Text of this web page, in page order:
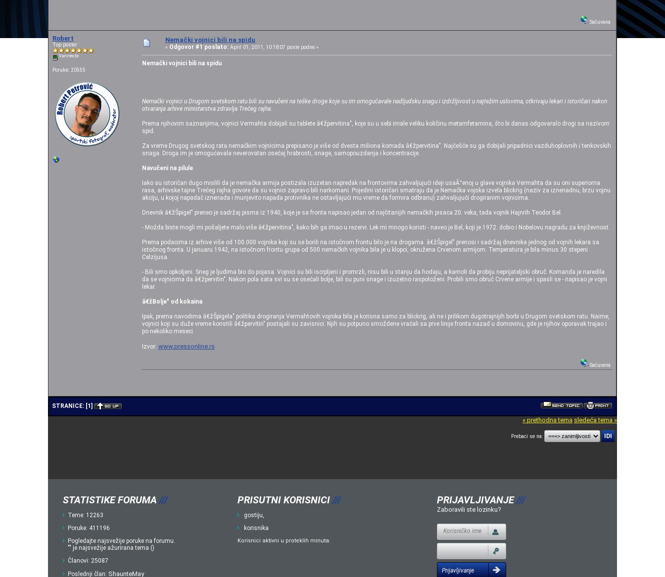
Sačuvana
Robert
Top poster
Van mreže
Poruke: 20555
Nemački vojnici bili na spidu
« Odgovor #1 poslato: April 01, 2011, 10:18:07 posle podne »
Nemački vojnici bili na spidu
Nemački vojnici u Drugom svetskom ratu bili su navučeni na teške droge koje su im omogućavale nadljudsku snagu i izdržljivost u najtežim uslovima, otkrivaju lekari i istoričari nakon
otvaranja arhive ministarstva zdravlja Trećeg rajha.
Prema njihovim saznanjima, vojnici Vermahta dobijali su tablete â€žpervitina", koje su u sebi imale veliku količinu metamfetamina, što bi danas odgovaralo drogi sa nazivom
spid.
Za vreme Drugog svetskog rata nemačkim vojnicima prepisano je više od dvesta miliona komada â€žpervitina". Najčešće su ga dobijali pripadnici vazduhoplovnih i tenkovskih
snaga. Droga im je omogućavala neverovatan osećaj hrabrosti, snage, samopouzdanja i koncentracije.
Navučeni na pilule
Iako su istoričari dugo mislili da je nemačka armija postizala izuzetan napredak na frontovima zahvaljujući ideji usaĂ°enoj u glave vojnika Vermahta da su oni superiorna
rasa, arhivske tajne Trećeg rajha govore da su vojnici zapravo bili narkomani. Pojedini istoričari smatraju da je Nemačka vojska izvela blickrig (naziv za iznenadnu, brzu vojnu
akciju, u kojoj napadač iznenada i munjevito napada protivnika ne ostavljajući mu vreme da formira odbranu) zahvaljujući drogiranim vojnicima.
Dnevnik â€žŠpigel" preneo je sadržaj pisma iz 1940, koje je sa fronta napisao jedan od najčitanijih nemačkih pisaca 20. veka, tada vojnik Hajnrih Teodor Bel.
- Možda biste mogli mi pošaljete malo više â€žpervitina", kako bih ga imao u rezervi. Lek mi mnogo koristi - naveo je Bel, koji je 1972. dobio i Nobelovu nagradu za književnost.
Prema podacima iz arhive više od 100.000 vojnika koji su se borili na istočnom frontu bilo je na drogama. â€žŠpigel" prenosi i sadržaj dnevnika jednog od vojnih lekara sa
istočnog fronta. U januaru 1942, na istočnom frontu grupa od 500 nemačkih vojnika bila je u klopci, okružena Crvenom armijom. Temperatura je bila minus 30 stepeni
Celzijusa.
- Bili smo opkoljeni. Sneg je ljudima bio do pojasa. Vojnici su bili iscrpljeni i promrzli, nisu bili u stanju da hodaju, a kamoli da probiju neprijateljski obruč. Komanda je naredila
da se vojnicima da â€žpervitin". Nakon pola sata svi su se osećali bolje, bili su puni snage i izuzetno raspoloženi. Probili smo obruč Crvene armije i spasli se - napisao je vojni
lekar.
â€žBolje" od kokaina
Ipak, prema navodima â€žŠpigela" politika drogiranja Vermahtovih vojnika bila je korisna samo za blickrig, ali ne i prilikom dugotrajnijih borbi u Drugom svetskom ratu. Naime,
vojnici koji su duže vreme koristili â€žpervitin" postajali su zavisnici. Njih su potpuno smoždene vraćali sa prve linije fronta nazad u domovinu, gde je njihov oporavak trajao i
po nekoliko meseci.
Izvor: www.pressonline.rs
Sačuvana
STRANICE: [1 ]
« prethodna tema sledeća tema »
Prebaci se na:
STATISTIKE FORUMA ///
Teme: 12263
Poruke: 411196
Pogledajte najsvežije poruke na forumu.
"" je najsvežije ažurirana tema ()
Članovi: 25087
Poslednji član: ShaunteMay
PRISUTNI KORISNICI///
gostiju,
korisnika
Korisnici aktivni u proteklih minuta:
PRIJAVLJIVANJE///
Zaboravili ste lozinku?